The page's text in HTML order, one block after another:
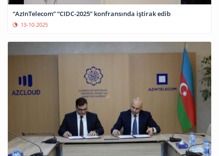
“AzInTelecom” “CIDC-2025” konfransında iştirak edib
13-10-2025